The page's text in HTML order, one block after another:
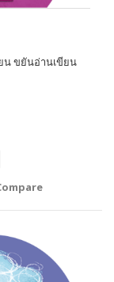
น ขยันอ่านเขียน